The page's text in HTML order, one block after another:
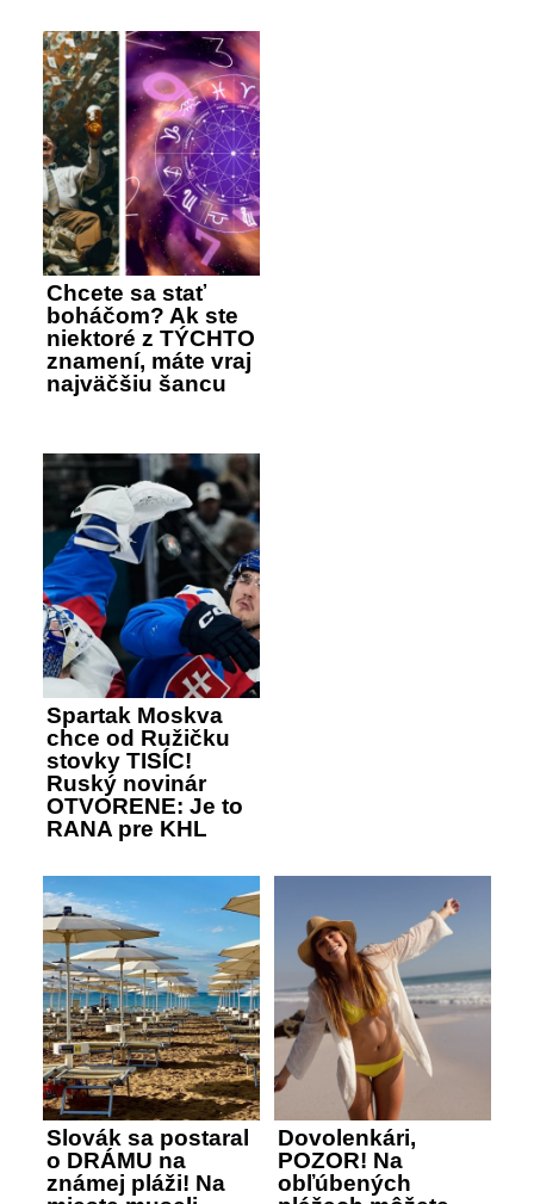
Chcete sa stať
boháčom? Ak ste
niektoré z TÝCHTO
znamení, máte vraj
najväčšiu šancu
Spartak Moskva
chce od Ružičku
stovky TISÍC!
Ruský novinár
OTVORENE: Je to
RANA pre KHL
Slovák sa postaral
o DRÁMU na
známej pláži! Na
Dovolenkári,
POZOR! Na
obľúbených